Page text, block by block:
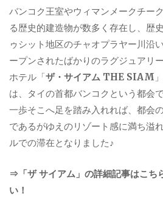
バンコク王室やウィマンメークチー
る歴史的建造物が数多く存在し、歴
ゥシット地区のチャオプラヤー川沿
ープンされたばかりのラグジュアリ
ホテル「ザ・サイアム THE SIAM
は、タイの首都バンコクという都会
一歩そこへ足を踏み入れれば、都会
であるがゆえのリゾート感に満ち溢
ルでの滞在となりました♪
⇒「ザ サイアム」の詳細記事はこち
い！